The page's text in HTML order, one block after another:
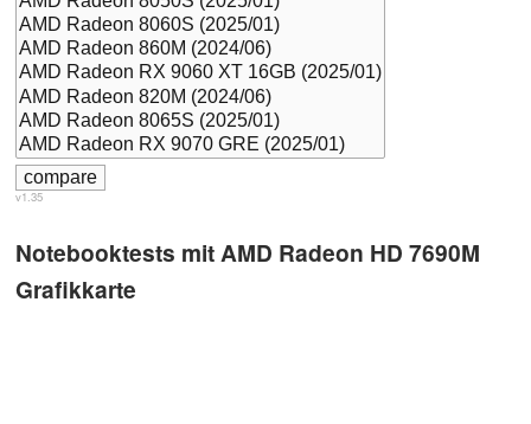
v1.35
Notebooktests mit AMD Radeon HD 7690M
Grafikkarte